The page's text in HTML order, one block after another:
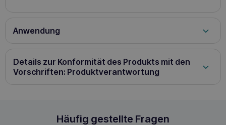
Anwendung
werden. Das Tier muss während der Behandlung nicht
hungern.Empfohlene Dosis: 1 Tablette/10 kg
sollte das Körpergewicht so genau wie möglich bestimmt
Details zur Konformität des Produkts mit den
Vorschriften: Produktverantwortung
VET-AGRO InPar Entwurmungstabletten für
Häufig gestellte Fragen